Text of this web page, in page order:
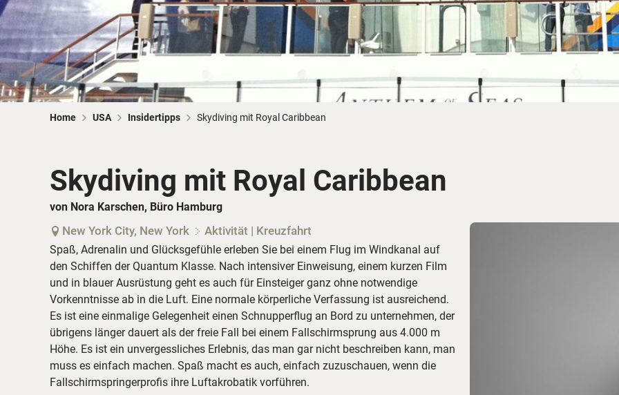
© ShaneMyersPhoto
Hawaii
Busreisen
Skireisen
Routen­vorschläge
CANUSA-Magazin
Reisebüro-Service
Über uns
Home USA Insidertipps Skydiving mit Royal Caribbean
Skydiving mit Royal Caribbean
von Nora Karschen, Büro Hamburg
New York City, New York Aktivität | Kreuzfahrt
Spaß, Adrenalin und Glücksgefühle erleben Sie bei einem Flug im Windkanal auf
den Schiffen der Quantum Klasse. Nach intensiver Einweisung, einem kurzen Film
und in blauer Ausrüstung geht es auch für Einsteiger ganz ohne notwendige
Vorkenntnisse ab in die Luft. Eine normale körperliche Verfassung ist ausreichend.
Es ist eine einmalige Gelegenheit einen Schnupperflug an Bord zu unternehmen, der
übrigens länger dauert als der freie Fall bei einem Fallschirmsprung aus 4.000 m
Höhe. Es ist ein unvergessliches Erlebnis, das man gar nicht beschreiben kann, man
muss es einfach machen. Spaß macht es auch, einfach zuzuschauen, wenn die
Fallschirmspringerprofis ihre Luftakrobatik vorführen.